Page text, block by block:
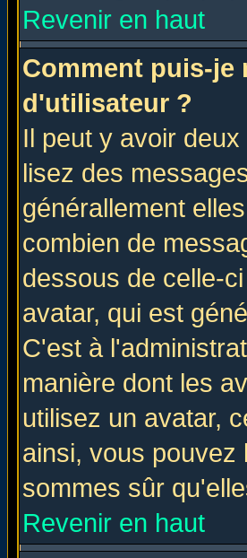
Revenir en haut
Comment puis-je
d'utilisateur ?
Il peut y avoir
lisez des
générallement
combien de
dessous de celle-
avatar, qui est
C'est à
manière dont les
utilisez un avatar,
ainsi, vous pouvez
sommes sûr
Revenir en haut